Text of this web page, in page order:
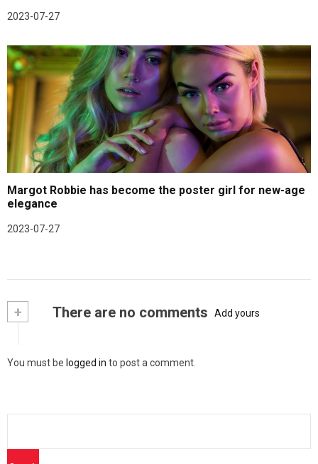
2023-07-27
Margot Robbie has become the poster girl for new-age
elegance
2023-07-27
+ There are no comments Add yours
You must be logged in to post a comment.